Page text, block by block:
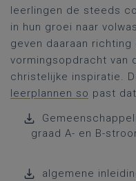
leerlingen de steeds
in hun groei naar
geven daaraan richting
vormingsopdracht van
christelijke inspiratie.
leerplannen so past
graad A- en B-
algemene